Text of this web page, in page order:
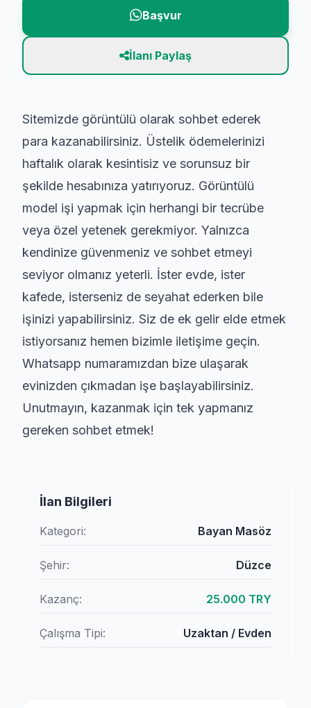
Başvur
İlanı Paylaş
Sitemizde görüntülü olarak sohbet ederek
para kazanabilirsiniz. Üstelik ödemelerinizi
haftalık olarak kesintisiz ve sorunsuz bir
şekilde hesabınıza yatırıyoruz. Görüntülü
model işi yapmak için herhangi bir tecrübe
veya özel yetenek gerekmiyor. Yalnızca
kendinize güvenmeniz ve sohbet etmeyi
seviyor olmanız yeterli. İster evde, ister
kafede, isterseniz de seyahat ederken bile
işinizi yapabilirsiniz. Siz de ek gelir elde etmek
istiyorsanız hemen bizimle iletişime geçin.
Whatsapp numaramızdan bize ulaşarak
evinizden çıkmadan işe başlayabilirsiniz.
Unutmayın, kazanmak için tek yapmanız
gereken sohbet etmek!
İlan Bilgileri
Kategori: Bayan Masöz
Şehir: Düzce
Kazanç: 25.000 TRY
Çalışma Tipi: Uzaktan / Evden